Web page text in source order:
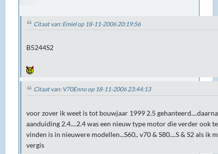
Citaat van: Emiel op 18-11-2006 20:19:56
B5244S2
Citaat van: V70Enno op 18-11-2006 23:44:13
voor zover ik weet is tot bouwjaar 1999 2.5
aanduiding 2.4....2.4 was een nieuw type motor die verder ook
vinden is in nieuwere modellen...S60,. v70 & S80....S & S2 als ik
vergis